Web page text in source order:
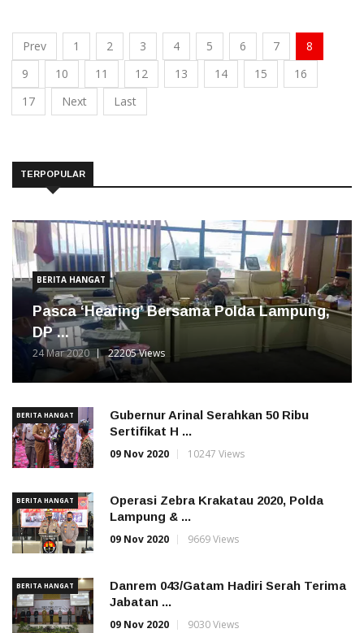
Prev 1 2 3 4 5 6 7
8
9
10 11 12 13 14 15
16
17
Next Last
TERPOPULAR
BERITA HANGAT
Pasca ‘Hearing’ Bersama Polda Lampung,
DP ...
24 Mar 2020 22205 Views
BERITA HANGAT
Gubernur Arinal Serahkan 50 Ribu
Sertifikat H ...
09 Nov 2020
10247 Views
BERITA HANGAT
Operasi Zebra Krakatau 2020, Polda
Lampung & ...
09 Nov 2020
9669 Views
BERITA HANGAT
Danrem 043/Gatam Hadiri Serah Terima
Jabatan ...
09 Nov 2020
9030 Views